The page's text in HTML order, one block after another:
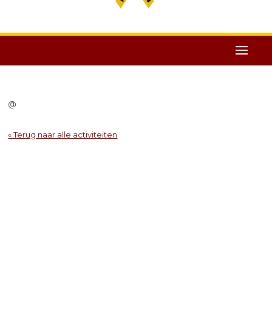
@
« Terug naar alle activiteiten